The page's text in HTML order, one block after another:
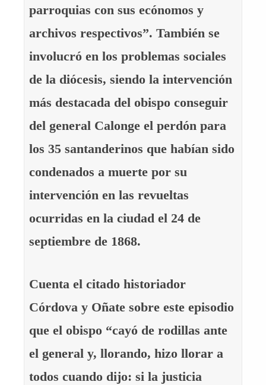
parroquias con sus ecónomos y
archivos respectivos”. También se
involucró en los problemas sociales
de la diócesis, siendo la intervención
más destacada del obispo conseguir
del general Calonge el perdón para
los 35 santanderinos que habían sido
condenados a muerte por su
intervención en las revueltas
ocurridas en la ciudad el 24 de
septiembre de 1868.
Cuenta el citado historiador
Córdova y Oñate sobre este episodio
que el obispo “cayó de rodillas ante
el general y, llorando, hizo llorar a
todos cuando dijo: si la justicia